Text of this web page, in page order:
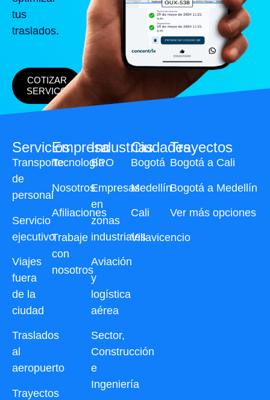
tus
traslados.
COTIZAR
SERVICO
Servicios
Transporte
de
personal
Servicio
ejecutivo
Viajes
fuera
de la
ciudad
Traslados
al
aeropuerto
Trayectos
Industrias
BPO
Empresas
en
zonas
industriales
Aviación
y
logística
aérea
Sector,
Construcción
e
Ingeniería
Ciudades
Bogotá
Medellín
Cali
Villavicencio
Trayectos
Bogotá a Cali
Bogotá a Medellín
Ver más opciones
Empresa
Tecnología
Nosotros
Afiliaciones
Trabaje
con
nosotros